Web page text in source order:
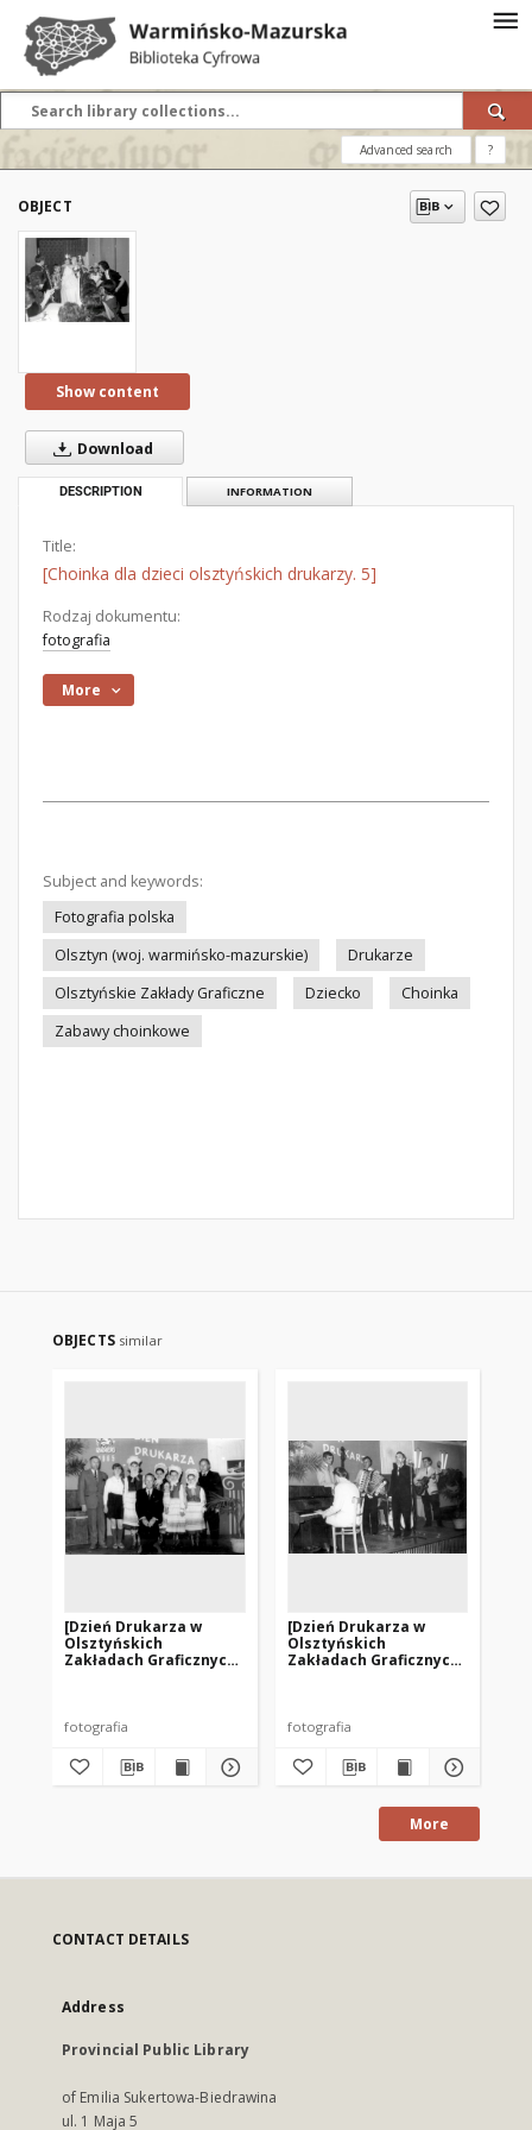
Advanced search ?
OBJECT
Show content
Download
DESCRIPTION INFORMATION
Title:
[Choinka dla dzieci olsztyńskich drukarzy. 5]
Rodzaj dokumentu:
fotografia
More
Subject and keywords:
Fotografia polska
Olsztyn (woj. warmińsko-mazurskie)
Drukarze
Olsztyńskie Zakłady Graficzne
Dziecko
Choinka
Zabawy choinkowe
OBJECTS similar
[Dzień Drukarza w
Olsztyńskich
Zakładach Graficznych.
fotografia
[Dzień Drukarza w
Olsztyńskich
Zakładach Graficznych.
fotografia
More
CONTACT DETAILS
Address
Provincial Public Library
of Emilia Sukertowa-Biedrawina
ul. 1 Maja 5